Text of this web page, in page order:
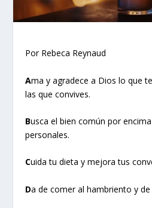
Por Rebeca Reynaud
Ama y agradece a Dios lo que
las que convives.
Busca el bien común por
personales.
Cuida tu dieta y mejora tus
Da de comer al hambriento y